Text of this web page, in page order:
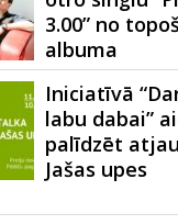
3.00” no
albuma
Iniciatīvā
labu dabai”
palīdzēt
Jašas upes